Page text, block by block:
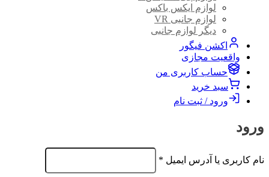
لوازم ایکس باکس
لوازم جانبی VR
دیگر لوازم جانبی
اکشن فیگور
واقعیت مجازی
حساب کاربری من
سبد خرید
ورود / ثبت نام
ورود
نام کاربری یا آدرس ایمیل *
الزامی